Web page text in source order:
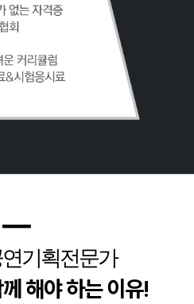
━
기획전문가
해야 하는 이유!